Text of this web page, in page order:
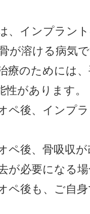
、インプラン
が溶ける病気
療のためには
があります。
ペ後、インプ
ペ後、骨吸収
が必要になる
ペ後も、ご自